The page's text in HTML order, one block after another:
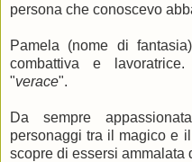
persona che conoscevo
Pamela (nome di
combattiva e
"verace".
Da sempre
personaggi tra il magico e
scopre di essersi ammalata